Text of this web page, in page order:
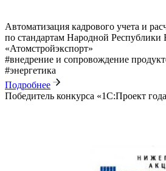
Автоматизация кадрового учета и
по стандартам Народной Республики
«Атомстройэкспорт»
#внедрение и сопровождение
#энергетика
Подробнее
Победитель конкурса «1С:Проект